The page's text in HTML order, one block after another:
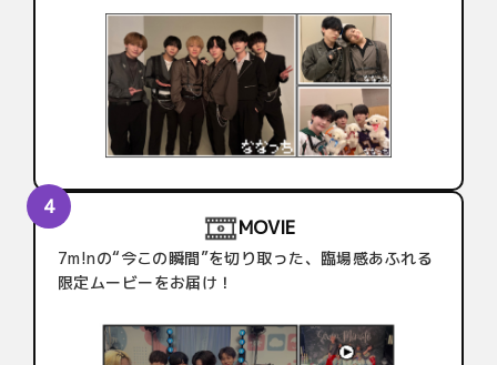
MOVIE
7m!nの“今この瞬間”を切り取った、臨場感あふれる
限定ムービーをお届け！